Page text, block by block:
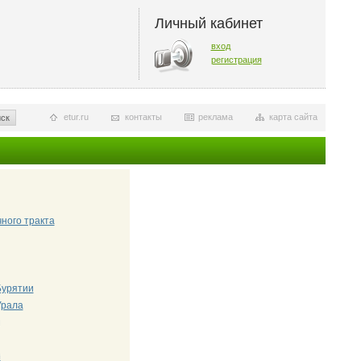
Личный кабинет
вход
регистрация
карта сайта
реклама
контакты
etur.ru
тракта